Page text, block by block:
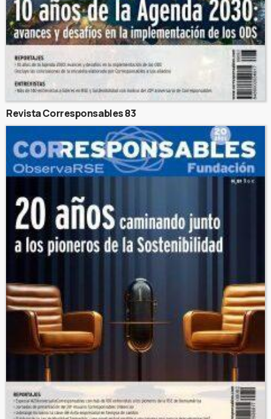
Revista Corresponsables 83